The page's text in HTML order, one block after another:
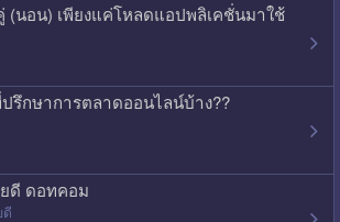
(นอน) เพียงแค่โหลดแอปพลิเคชั่นมาใช้
รึกษาการตลาดออนไลน์บ้าง??
ดี ดอทคอม
ดี